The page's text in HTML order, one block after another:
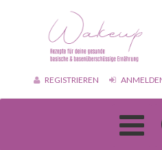
REGISTRIEREN
Toggle
navigation